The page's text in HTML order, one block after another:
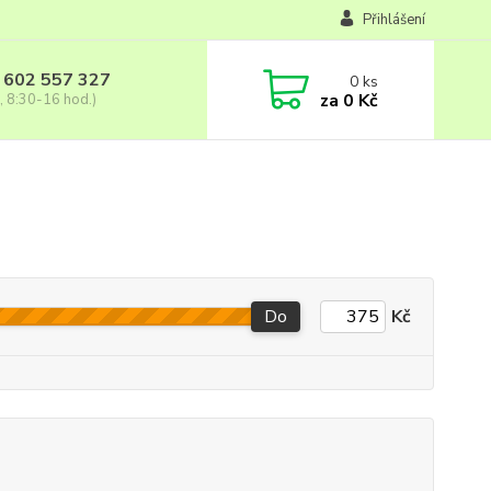
Přihlášení
557 327
8:30-16 hod.)
0ks
za 0 Kč
Do Kč